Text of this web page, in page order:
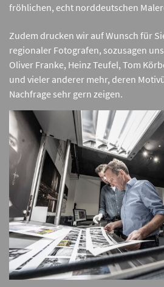
fröhlichen, echt norddeutschen
Zudem drucken wir auf Wunsch für
regionaler Fotografen, sozusagen
Oliver Franke, Heinz Teufel, Tom
und vieler anderer mehr, deren
Nachfrage sehr gern zeigen.